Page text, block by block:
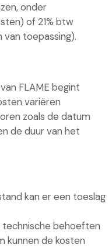
onder
of 21% btw
van toepassing).
FLAME begint
variëren
zoals de datum
de duur van het
kan er een toeslag
technische behoeften
kunnen de kosten